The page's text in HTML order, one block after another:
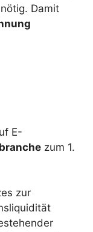
Damit
E-
zum 1.
zur